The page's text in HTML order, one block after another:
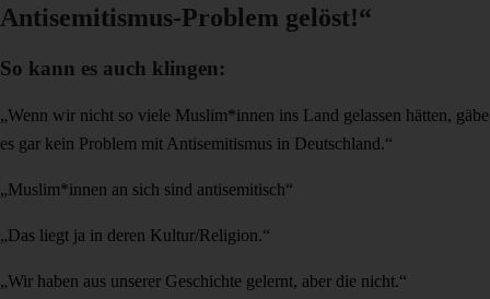
Antisemitismus-Problem gelöst!“
So kann es auch klingen:
„Wenn wir nicht so viele Muslim*innen ins Land gelassen hätten, gäbe
es gar kein Problem mit Antisemitismus in Deutschland.“
„Muslim*innen an sich sind antisemitisch“
„Das liegt ja in deren Kultur/Religion.“
„Wir haben aus unserer Geschichte gelernt, aber die nicht.“